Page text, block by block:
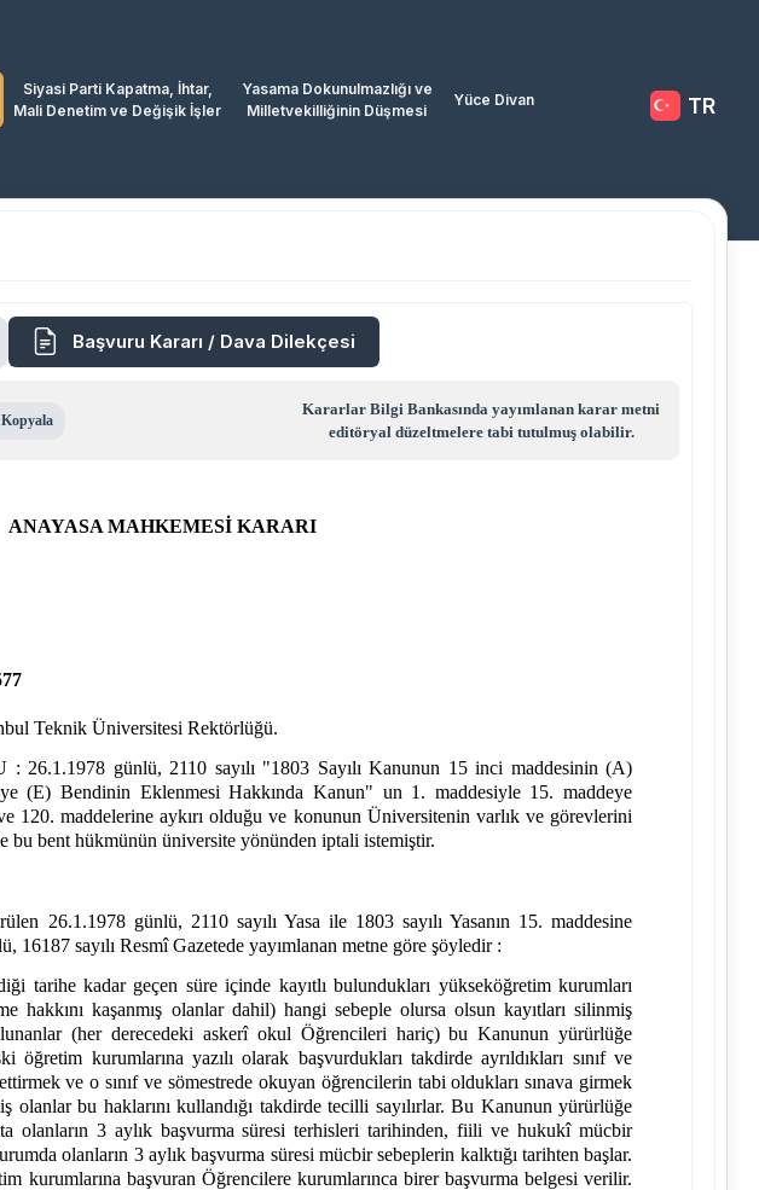
Siyasi Parti Kapatma, İhtar,
Mali Denetim ve Değişik İşler
Yasama Dokunulmazlığı ve
Milletvekilliğinin Düşmesi
Yüce Divan TR
Başvuru Kararı / Dava Dilekçesi
Kopyala
Kararlar Bilgi Bankasında yayımlanan karar metni
editöryal düzeltmelere tabi tutulmuş olabilir.